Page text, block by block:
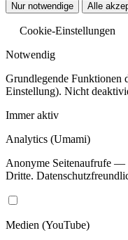
Nur notwendige Alle
Cookie-Einstellungen
Notwendig
Grundlegende Funktionen
Einstellung). Nicht
Immer aktiv
Analytics (Umami)
Anonyme Seitenaufrufe —
Dritte.
Medien (YouTube)